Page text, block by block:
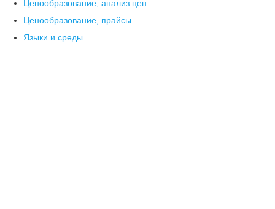
Ценообразование, анализ цен
Ценообразование, прайсы
Языки и среды